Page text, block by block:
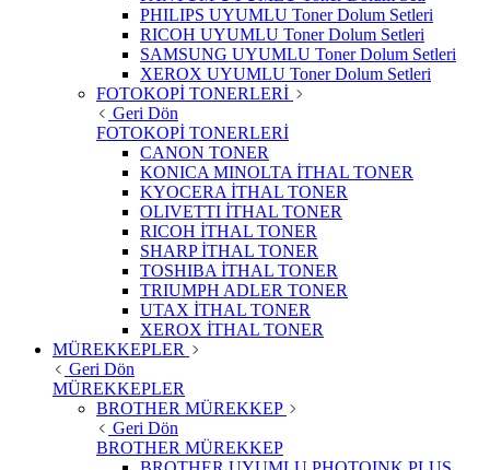
PHILIPS UYUMLU Toner Dolum Setleri
RICOH UYUMLU Toner Dolum Setleri
SAMSUNG UYUMLU Toner Dolum Setleri
XEROX UYUMLU Toner Dolum Setleri
FOTOKOPİ TONERLERİ
Geri Dön
FOTOKOPİ TONERLERİ
CANON TONER
KONICA MINOLTA İTHAL TONER
KYOCERA İTHAL TONER
OLIVETTI İTHAL TONER
RICOH İTHAL TONER
SHARP İTHAL TONER
TOSHIBA İTHAL TONER
TRIUMPH ADLER TONER
UTAX İTHAL TONER
XEROX İTHAL TONER
MÜREKKEPLER
Geri Dön
MÜREKKEPLER
BROTHER MÜREKKEP
Geri Dön
BROTHER MÜREKKEP